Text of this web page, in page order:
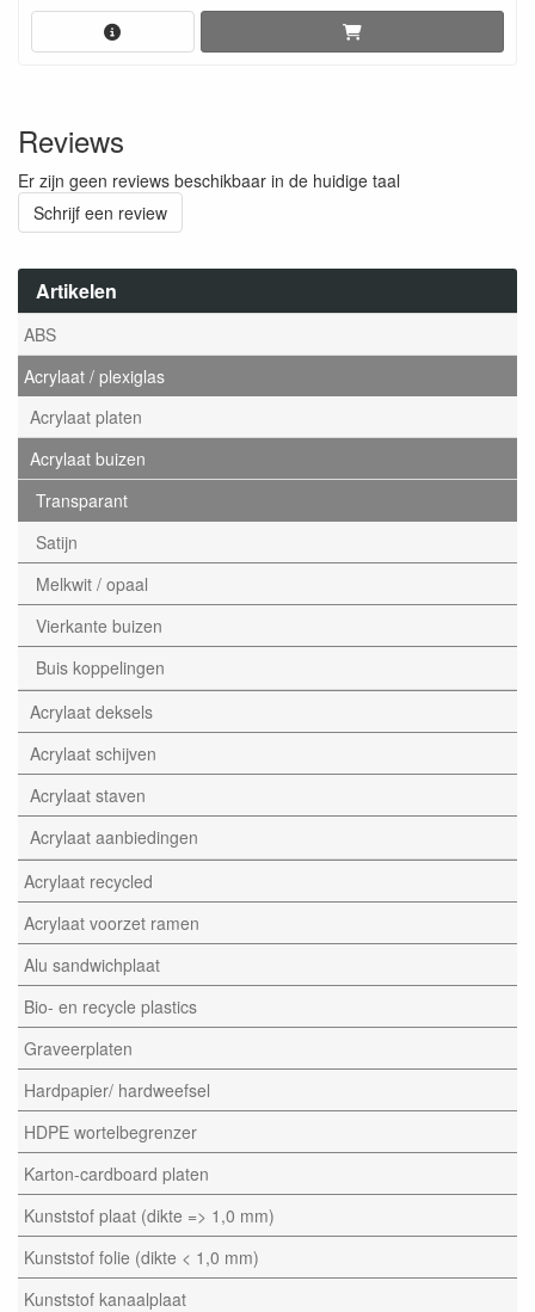
Artikelen
ABS
Acrylaat / plexiglas
Acrylaat platen
Acrylaat buizen
Transparant
Satijn
Melkwit / opaal
Vierkante buizen
Buis koppelingen
Acrylaat deksels
Acrylaat schijven
Acrylaat staven
Acrylaat aanbiedingen
Acrylaat recycled
Acrylaat voorzet ramen
Alu sandwichplaat
Bio- en recycle plastics
Graveerplaten
Hardpapier/ hardweefsel
HDPE wortelbegrenzer
Karton-cardboard platen
Kunststof plaat (dikte => 1,0 mm)
Kunststof folie (dikte < 1,0 mm)
Kunststof kanaalplaat
Reviews
Er zijn geen reviews beschikbaar in de huidige taal
Schrijf een review